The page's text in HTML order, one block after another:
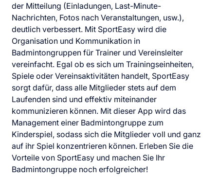
der Mitteilung (Einladungen, Last-Minute-
Nachrichten, Fotos nach Veranstaltungen, usw.),
deutlich verbessert. Mit SportEasy wird die
Organisation und Kommunikation in
Badmintongruppen für Trainer und Vereinsleiter
vereinfacht. Egal ob es sich um Trainingseinheiten,
Spiele oder Vereinsaktivitäten handelt, SportEasy
sorgt dafür, dass alle Mitglieder stets auf dem
Laufenden sind und effektiv miteinander
kommunizieren können. Mit dieser App wird das
Management einer Badmintongruppe zum
Kinderspiel, sodass sich die Mitglieder voll und ganz
auf ihr Spiel konzentrieren können. Erleben Sie die
Vorteile von SportEasy und machen Sie Ihr
Badmintongruppe noch erfolgreicher!